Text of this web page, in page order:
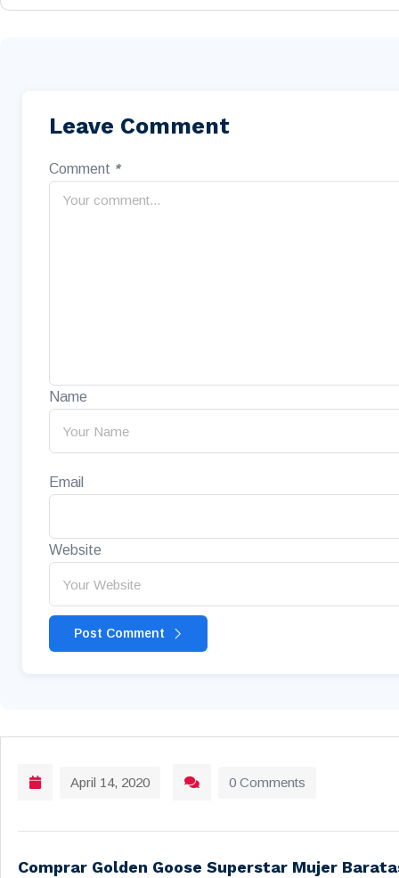
Leave Comment
Comment *
Name
Email
Website
Post Comment
April 14, 2020 0 Comments
Comprar Golden Goose Superstar Mujer